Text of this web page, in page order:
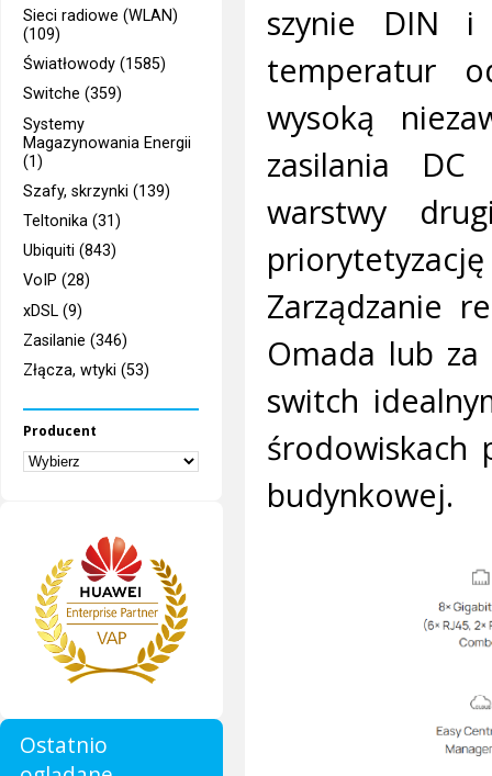
Sieci radiowe (WLAN)
(109)
Światłowody (1585)
Switche (359)
Systemy
Magazynowania Energii
(1)
Szafy, skrzynki (139)
Teltonika (31)
Ubiquiti (843)
VoIP (28)
xDSL (9)
Zasilanie (346)
Złącza, wtyki (53)
Producent
Ostatnio
szynie DIN i
temperatur
wysoką
zasilania DC
warstwy
Zarządzanie
Omada lub
switch
środowiskach
budynkowej.